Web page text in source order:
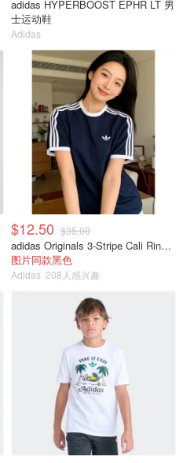
adidas HYPERBOOST EPHR LT 男
士运动鞋
Adidas
$12.50 $35.00
adidas Originals 3-Stripe Cali Ringer 短袖T恤
图片同款黑色
Adidas 208人感兴趣